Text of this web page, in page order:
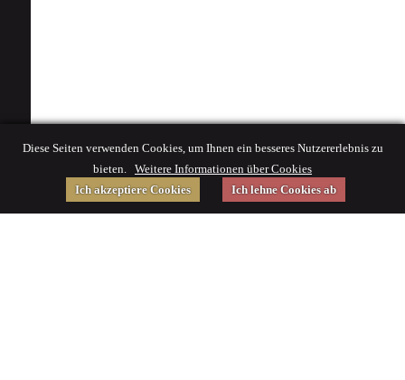
Diese Seiten verwenden Cookies, um Ihnen ein besseres Nutzererlebnis zu
bieten. Weitere Informationen über Cookies
Ich akzeptiere Cookies
Ich lehne Cookies ab